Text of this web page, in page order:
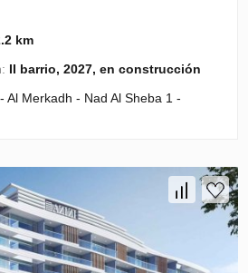
km
II barrio, 2027, en construcción
Al Merkadh - Nad Al Sheba 1 -